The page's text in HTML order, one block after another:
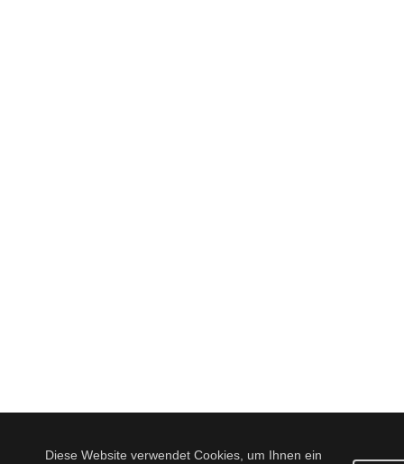
Diese Website verwendet Cookies, um Ihnen ein